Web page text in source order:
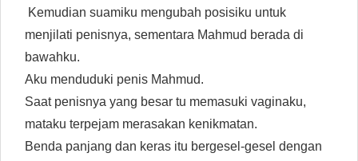
Kemudian suamiku mengubah posisiku untuk
menjilati penisnya, sementara Mahmud berada di
bawahku.
Aku menduduki penis Mahmud.
Saat penisnya yang besar tu memasuki vaginaku,
mataku terpejam merasakan kenikmatan.
Benda panjang dan keras itu bergesel-gesel dengan